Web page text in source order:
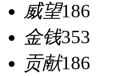
威望186
金钱353
贡献186